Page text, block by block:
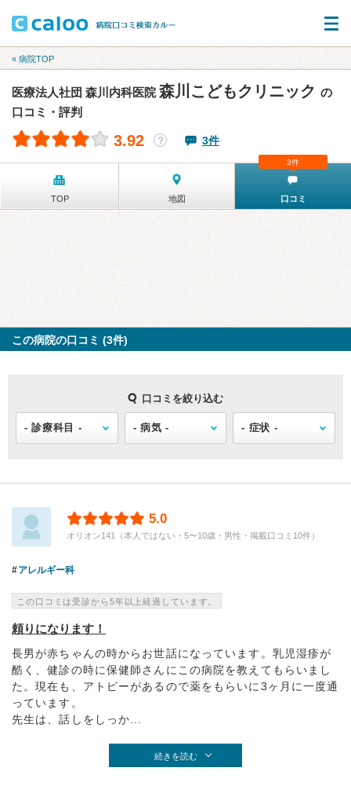
« 病院TOP
医療法人社団 森川内科医院森川こどもクリニック の
口コミ・評判
3.92 ？ 3件
TOP 地図 口コミ
3件
この病院の口コミ (3件)
口コミを絞り込む
5.0
オリオン141（本人ではない・5〜10歳・男性・掲載口コミ10件）
アレルギー科
この口コミは受診から5年以上経過しています。
頼りになります！
長男が赤ちゃんの時からお世話になっています。乳児湿疹が
酷く、健診の時に保健師さんにこの病院を教えてもらいまし
た。現在も、アトピーがあるので薬をもらいに3ヶ月に一度通
っています。
先生は、話しをしっか...
続きを読む